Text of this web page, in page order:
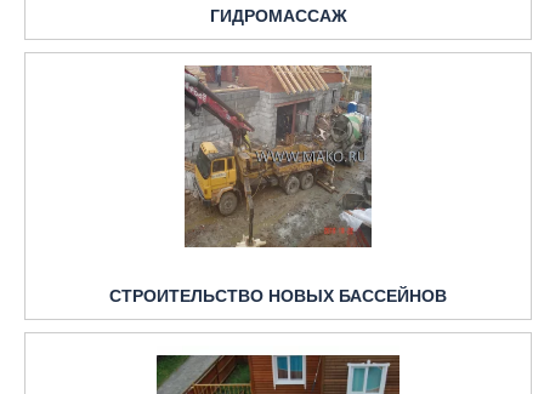
ГИДРОМАССАЖ
СТРОИТЕЛЬСТВО НОВЫХ БАССЕЙНОВ